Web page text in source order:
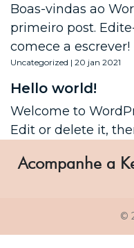
Boas-vindas ao
primeiro post.
comece a escrever!
Uncategorized | 20 jan 2021
Hello world!
Welcome to
Edit or delete it,
Acompanhe a
©